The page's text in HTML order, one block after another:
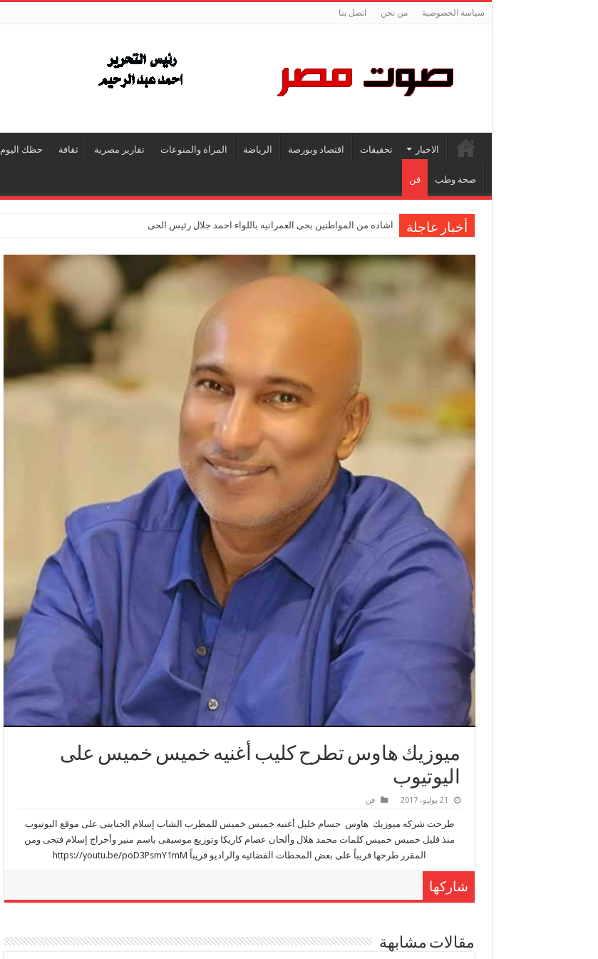
سياسة الخصوصية من نحن اتصل بنا
الاخبار تحقيقات اقتصاد وبورصة الرياضة المراة والمنوعات تقارير مصرية ثقافة حظك اليوم
صحة وطب فن
أخبار عاجلة اشاده من المواطنين بحى العمرانيه باللواء احمد جلال رئيس الحى
ميوزيك هاوس تطرح كليب أغنيه خميس خميس على
اليوتيوب
21 يوليو، 2017 فن
طرحت شركه ميوزيك هاوس حسام خليل أغنيه خميس خميس للمطرب الشاب إسلام الجناينى على موقع اليوتيوب
منذ قليل خميس خميس كلمات محمد هلال وألحان عصام كاريكا وتوزيع موسيقى باسم منير وأخراج إسلام فتحى ومن
المقرر طرحها قريباً على بعض المحطات الفضائيه والراديو قريباً https://youtu.be/poD3PsmY1mM
شاركها
مقالات مشابهة